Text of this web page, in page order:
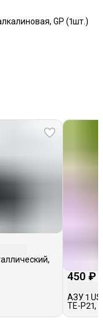
GP (1шт.)
450 ₽
АЗУ 1
TE-P21,